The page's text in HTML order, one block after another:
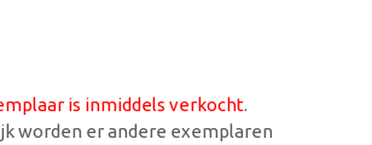
is inmiddels verkocht.
worden er andere exemplaren